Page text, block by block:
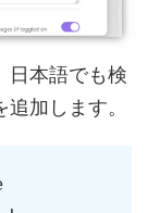
日本語でも検
加します。